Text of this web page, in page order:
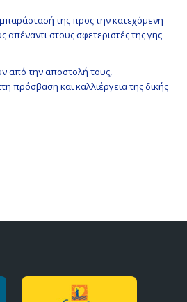
της προς την κατεχόμενη
απέναντι στους σφετεριστές της γης
από την αποστολή τους,
πρόσβαση και καλλιέργεια της δικής